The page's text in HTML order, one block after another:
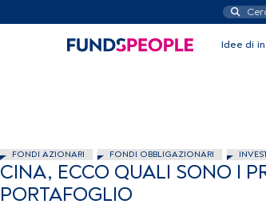
Idee di
FONDI AZIONARI FONDI OBBLIGAZIONARI
CINA, ECCO QUALI SONO I
PORTAFOGLIO